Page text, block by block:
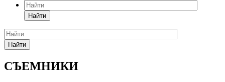
Найти
Найти
СЪЕМНИКИ